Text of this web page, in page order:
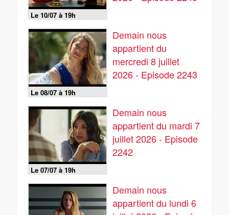
Le 10/07 à 19h
Le 08/07 à 19h
Demain nous
appartient du
mercredi 8 juillet
2026 - Episode 2243
Le 07/07 à 19h
Demain nous
appartient du mardi 7
juillet 2026 - Episode
2242
Demain nous
appartient du lundi 6